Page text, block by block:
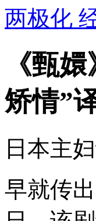
两极化
《甄
矫情”
日本主
早就传